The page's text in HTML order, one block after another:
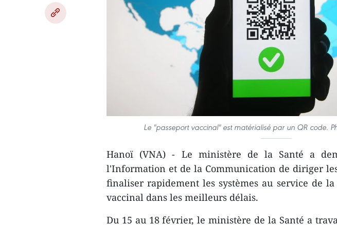
Le "passeport vaccinal" est matérialisé par un QR code.
Hanoï (VNA) - Le ministère de la Santé a
l'Information et de la Communication de diriger
finaliser rapidement les systèmes au service de
vaccinal dans les meilleurs délais.
Du 15 au 18 février, le ministère de la Santé a